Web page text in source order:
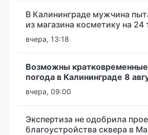
В Калининграде мужчина
из магазина косметику на 24
вчера, 13:18
Возможны
погода в Калининграде 8
вчера, 09:00
Экспертиза не одобрила
благоустройства сквера в